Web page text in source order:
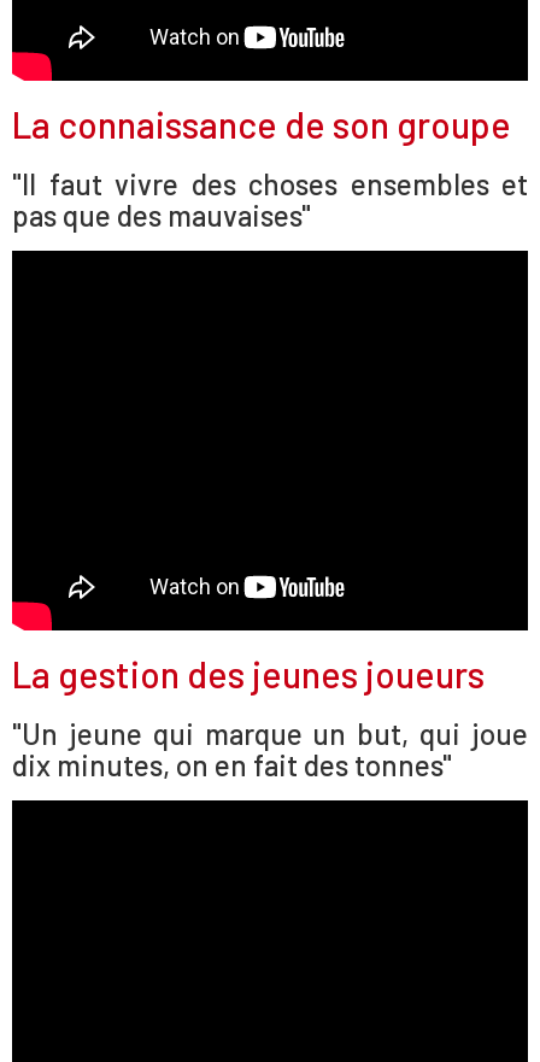
La connaissance de son groupe
"Il faut vivre des choses ensembles et
pas que des mauvaises"
La gestion des jeunes joueurs
"Un jeune qui marque un but, qui joue
dix minutes, on en fait des tonnes"